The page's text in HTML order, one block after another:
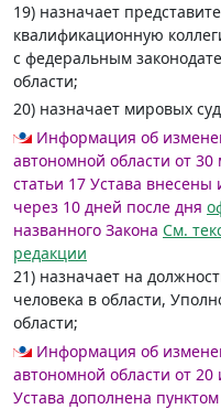
19) назначает
квалификационную
с федеральным
области;
20) назначает мировых
Информация об
автономной области от 30
статьи 17 Устава внесены
через 10 дней после дня
названного Закона См.
редакции
21) назначает на
человека в области,
области;
Информация об
автономной области от
Устава дополнена